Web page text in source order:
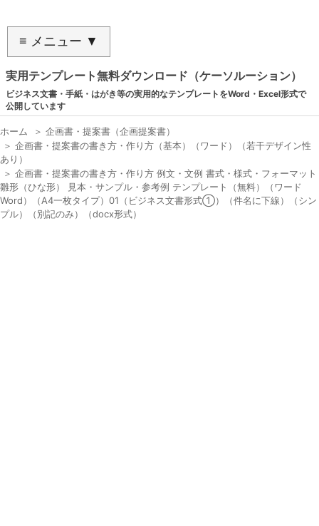
≡ メニュー ▼
実用テンプレート無料ダウンロード（ケーソルーション）
ビジネス文書・手紙・はがき等の実用的なテンプレートをWord・Excel形式で
公開しています
ホーム ＞ 企画書・提案書（企画提案書）
＞ 企画書・提案書の書き方・作り方（基本）（ワード）（若干デザイン性
あり）
＞ 企画書・提案書の書き方・作り方 例文・文例 書式・様式・フォーマット
雛形（ひな形） 見本・サンプル・参考例 テンプレート（無料）（ワード
Word）（A4一枚タイプ）01（ビジネス文書形式①）（件名に下線）（シン
プル）（別記のみ）（docx形式）